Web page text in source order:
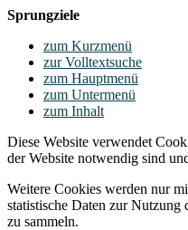
Sprungziele
zum Kurzmenü
zur Volltextsuche
zum Hauptmenü
zum Untermenü
zum Inhalt
Diese Website verwendet
der Website notwendig sind
Weitere Cookies werden nur
statistische Daten zur Nutzung
zu sammeln.